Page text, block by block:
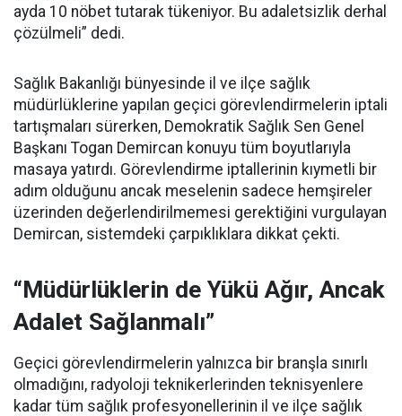
ayda 10 nöbet tutarak tükeniyor. Bu adaletsizlik derhal
çözülmeli” dedi.
Sağlık Bakanlığı bünyesinde il ve ilçe sağlık
müdürlüklerine yapılan geçici görevlendirmelerin iptali
tartışmaları sürerken, Demokratik Sağlık Sen Genel
Başkanı Togan Demircan konuyu tüm boyutlarıyla
masaya yatırdı. Görevlendirme iptallerinin kıymetli bir
adım olduğunu ancak meselenin sadece hemşireler
üzerinden değerlendirilmemesi gerektiğini vurgulayan
Demircan, sistemdeki çarpıklıklara dikkat çekti.
“Müdürlüklerin de Yükü Ağır, Ancak
Adalet Sağlanmalı”
Geçici görevlendirmelerin yalnızca bir branşla sınırlı
olmadığını, radyoloji teknikerlerinden teknisyenlere
kadar tüm sağlık profesyonellerinin il ve ilçe sağlık